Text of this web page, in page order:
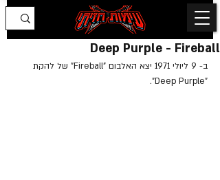
Deep Purple - Fireball
ב- 9 ליולי 1971 יצא האלבום "Fireball" של להקת
"Deep Purple".